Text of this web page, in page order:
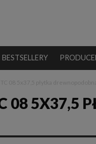
BESTSELLERY
08 5X37,5